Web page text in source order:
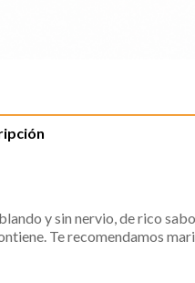
y sin nervio, de rico
Te recomendamos